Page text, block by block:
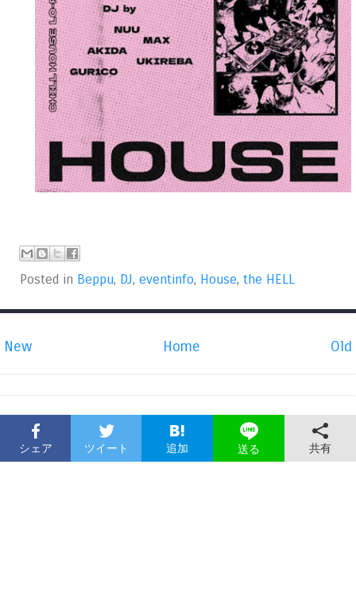
Posted in Beppu, DJ, eventinfo, House, the HELL
New Old
Home
シェア ツイート 追加 送る 共有